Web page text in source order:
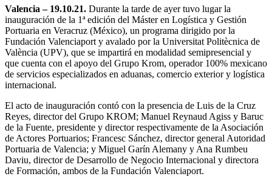
Valencia – 19.10.21. Durante la tarde de ayer tuvo lugar la
inauguración de la 1ª edición del Máster en Logística y Gestión
Portuaria en Veracruz (México), un programa dirigido por la
Fundación Valenciaport y avalado por la Universitat Politècnica de
València (UPV), que se impartirá en modalidad semipresencial y
que cuenta con el apoyo del Grupo Krom, operador 100% mexicano
de servicios especializados en aduanas, comercio exterior y logística
internacional.
El acto de inauguración contó con la presencia de Luis de la Cruz
Reyes, director del Grupo KROM; Manuel Reynaud Agiss y Baruc
de la Fuente, presidente y director respectivamente de la Asociación
de Actores Portuarios; Francesc Sánchez, director general Autoridad
Portuaria de Valencia; y Miguel Garín Alemany y Ana Rumbeu
Daviu, director de Desarrollo de Negocio Internacional y directora
de Formación, ambos de la Fundación Valenciaport.